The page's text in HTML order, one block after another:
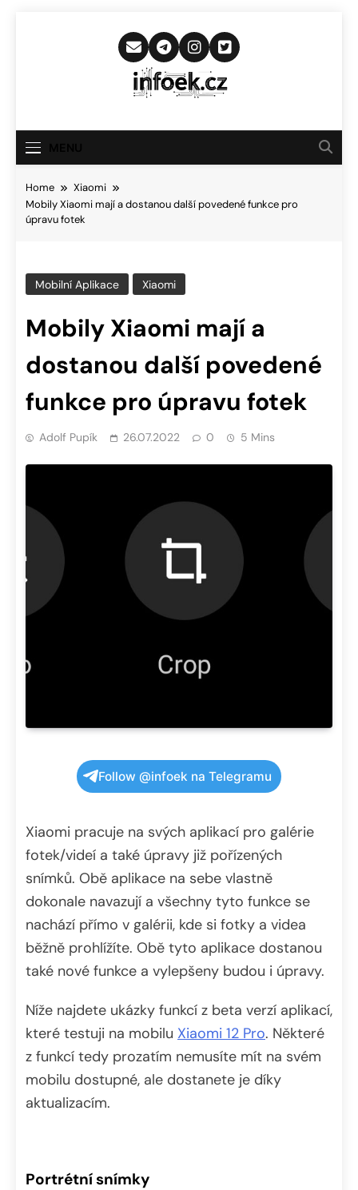
Infoek.cz
Novinkám
Home
Xiaomi
Mobily Xiaomi mají a dostanou další povedené funkce pro
úpravu fotek
Mobilní Aplikace Xiaomi
Mobily Xiaomi mají a
dostanou další povedené
funkce pro úpravu fotek
Adolf Pupík 26.07.2022 0 5 Mins
Follow @infoek na Telegramu
Xiaomi pracuje na svých aplikací pro galérie
fotek/videí a také úpravy již pořízených
snímků. Obě aplikace na sebe vlastně
dokonale navazují a všechny tyto funkce se
nachází přímo v galérii, kde si fotky a videa
běžně prohlížíte. Obě tyto aplikace dostanou
také nové funkce a vylepšeny budou i úpravy.
Níže najdete ukázky funkcí z beta verzí aplikací,
které testuji na mobilu Xiaomi 12 Pro. Některé
z funkcí tedy prozatím nemusíte mít na svém
mobilu dostupné, ale dostanete je díky
aktualizacím.
Portrétní snímky